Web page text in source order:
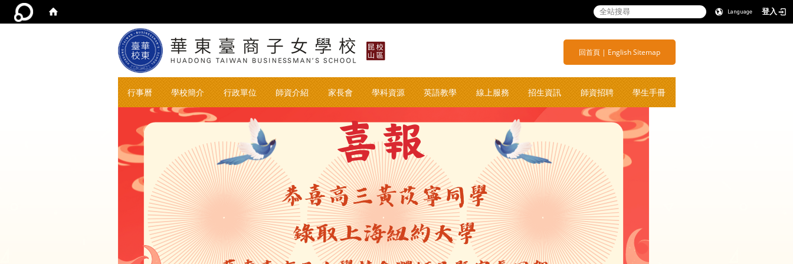
Language 登入
回首頁| English Sitemap
行事曆 學校簡介 行政單位 師資介紹 家長會 學科資源 英語教學 線上服務 招生資訊 師資招聘 學生手冊